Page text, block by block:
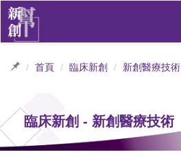
首頁 臨床新創 新創醫療技術
臨床新創 - 新創醫療技術